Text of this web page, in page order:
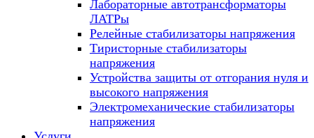
Лабораторные автотрансформаторы
ЛАТРы
Релейные стабилизаторы напряжения
Тиристорные стабилизаторы
напряжения
Устройства защиты от отгорания нуля и
высокого напряжения
Электромеханические стабилизаторы
напряжения